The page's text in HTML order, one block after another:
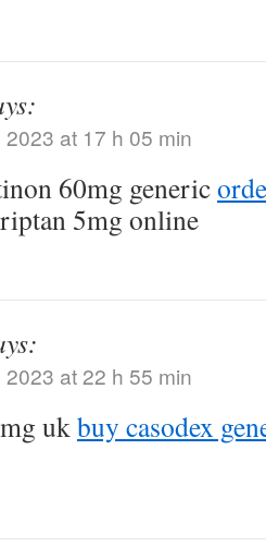
at 17 h 05 min
60mg generic
5mg online
at 22 h 55 min
ukbuy casodex